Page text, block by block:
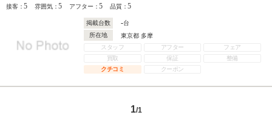
接客：5 雰囲気：5 アフター：5 品質：5
掲載台数 -台
所在地
東京都 多摩
スタッフ
アフター
フェア
買取
保証
整備
クチコミ
クーポン
1/1